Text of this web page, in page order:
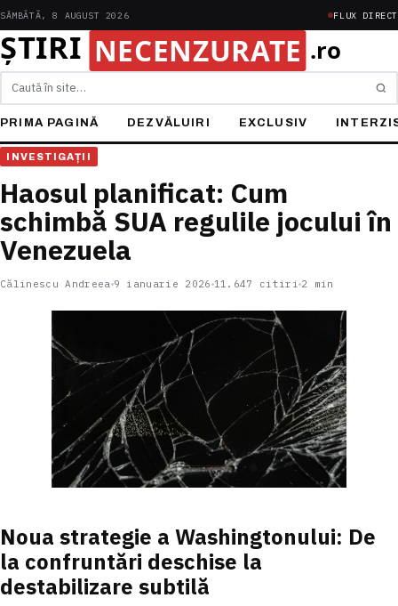
SÂMBĂTĂ, 8 AUGUST 2026 FLUX DIRECT
Caută
PRIMA PAGINĂ DEZVĂLUIRI EXCLUSIV
INVESTIGAȚII
Haosul planificat: Cum
schimbă SUA regulile jocului în
Venezuela
Călinescu Andreea 9 ianuarie 2026 11.647 citiri 2 min
Noua strategie a Washingtonului: De
la confruntări deschise la
destabilizare subtilă